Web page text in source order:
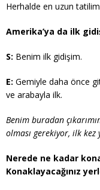
Herhalde en uzun
Amerika’ya da ilk
S: Benim ilk gidişim.
E: Gemiyle daha önce
ve arabayla ilk.
Benim buradan
olması gerekiyor, ilk kez
Nerede ne kadar
Konaklayacağınız